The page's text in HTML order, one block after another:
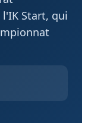
Start, qui